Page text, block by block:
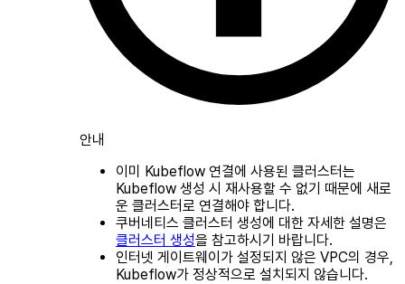
안내
이미 Kubeflow 연결에 사용된 클러스터는
Kubeflow 생성 시 재사용할 수 없기 때문에 새로
운 클러스터로 연결해야 합니다.
쿠버네티스 클러스터 생성에 대한 자세한 설명은
클러스터 생성을 참고하시기 바랍니다.
인터넷 게이트웨이가 설정되지 않은 VPC의 경우,
Kubeflow가 정상적으로 설치되지 않습니다.